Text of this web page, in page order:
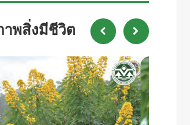
าพสิ่งมีชีวิต